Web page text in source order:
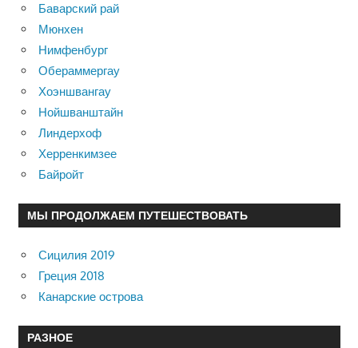
Баварский рай
Мюнхен
Нимфенбург
Обераммергау
Хоэншвангау
Нойшванштайн
Линдерхоф
Херренкимзее
Байройт
МЫ ПРОДОЛЖАЕМ ПУТЕШЕСТВОВАТЬ
Сицилия 2019
Греция 2018
Канарские острова
РАЗНОЕ